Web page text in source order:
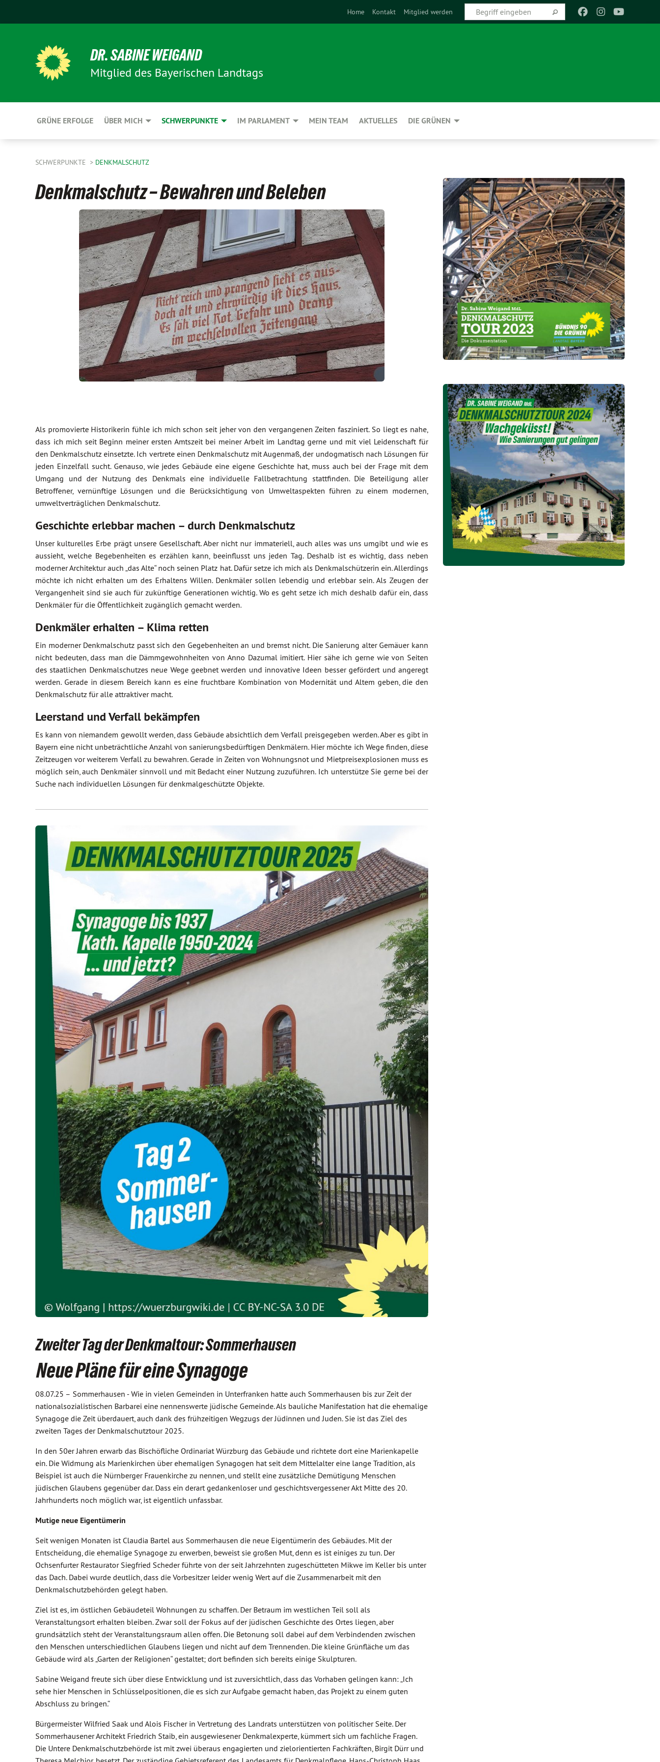
Home Kontakt Mitglied werden
DR. SABINE WEIGAND
Mitglied des Bayerischen Landtags
GRÜNE ERFOLGE ÜBER MICH SCHWERPUNKTE IM PARLAMENT MEIN TEAM AKTUELLES DIE GRÜNEN
SCHWERPUNKTE DENKMALSCHUTZ
Denkmalschutz – Bewahren und Beleben
Als promovierte Historikerin fühle ich mich schon seit jeher von den vergangenen Zeiten fasziniert. So liegt es nahe,
dass ich mich seit Beginn meiner ersten Amtszeit bei meiner Arbeit im Landtag gerne und mit viel Leidenschaft für
den Denkmalschutz einsetzte. Ich vertrete einen Denkmalschutz mit Augenmaß, der undogmatisch nach Lösungen für
jeden Einzelfall sucht. Genauso, wie jedes Gebäude eine eigene Geschichte hat, muss auch bei der Frage mit dem
Umgang und der Nutzung des Denkmals eine individuelle Fallbetrachtung stattfinden. Die Beteiligung aller
Betroffener, vernünftige Lösungen und die Berücksichtigung von Umweltaspekten führen zu einem modernen,
umweltverträglichen Denkmalschutz.
Geschichte erlebbar machen – durch Denkmalschutz
Unser kulturelles Erbe prägt unsere Gesellschaft. Aber nicht nur immateriell, auch alles was uns umgibt und wie es
aussieht, welche Begebenheiten es erzählen kann, beeinflusst uns jeden Tag. Deshalb ist es wichtig, dass neben
moderner Architektur auch „das Alte“ noch seinen Platz hat. Dafür setze ich mich als Denkmalschützerin ein. Allerdings
möchte ich nicht erhalten um des Erhaltens Willen. Denkmäler sollen lebendig und erlebbar sein. Als Zeugen der
Vergangenheit sind sie auch für zukünftige Generationen wichtig. Wo es geht setze ich mich deshalb dafür ein, dass
Denkmäler für die Öffentlichkeit zugänglich gemacht werden.
Denkmäler erhalten – Klima retten
Ein moderner Denkmalschutz passt sich den Gegebenheiten an und bremst nicht. Die Sanierung alter Gemäuer kann
nicht bedeuten, dass man die Dämmgewohnheiten von Anno Dazumal imitiert. Hier sähe ich gerne wie von Seiten
des staatlichen Denkmalschutzes neue Wege geebnet werden und innovative Ideen besser gefördert und angeregt
werden. Gerade in diesem Bereich kann es eine fruchtbare Kombination von Modernität und Altem geben, die den
Denkmalschutz für alle attraktiver macht.
Leerstand und Verfall bekämpfen
Es kann von niemandem gewollt werden, dass Gebäude absichtlich dem Verfall preisgegeben werden. Aber es gibt in
Bayern eine nicht unbeträchtliche Anzahl von sanierungsbedürftigen Denkmälern. Hier möchte ich Wege finden, diese
Zeitzeugen vor weiterem Verfall zu bewahren. Gerade in Zeiten von Wohnungsnot und Mietpreisexplosionen muss es
möglich sein, auch Denkmäler sinnvoll und mit Bedacht einer Nutzung zuzuführen. Ich unterstütze Sie gerne bei der
Suche nach individuellen Lösungen für denkmalgeschützte Objekte.
Zweiter Tag der Denkmaltour: Sommerhausen
Neue Pläne für eine Synagoge
08.07.25 – Sommerhausen - Wie in vielen Gemeinden in Unterfranken hatte auch Sommerhausen bis zur Zeit der
nationalsozialistischen Barbarei eine nennenswerte jüdische Gemeinde. Als bauliche Manifestation hat die ehemalige
Synagoge die Zeit überdauert, auch dank des frühzeitigen Wegzugs der Jüdinnen und Juden. Sie ist das Ziel des
zweiten Tages der Denkmalschutztour 2025.
In den 50er Jahren erwarb das Bischöfliche Ordinariat Würzburg das Gebäude und richtete dort eine Marienkapelle
ein. Die Widmung als Marienkirchen über ehemaligen Synagogen hat seit dem Mittelalter eine lange Tradition, als
Beispiel ist auch die Nürnberger Frauenkirche zu nennen, und stellt eine zusätzliche Demütigung Menschen
jüdischen Glaubens gegenüber dar. Dass ein derart gedankenloser und geschichtsvergessener Akt Mitte des 20.
Jahrhunderts noch möglich war, ist eigentlich unfassbar.
Mutige neue Eigentümerin
Seit wenigen Monaten ist Claudia Bartel aus Sommerhausen die neue Eigentümerin des Gebäudes. Mit der
Entscheidung, die ehemalige Synagoge zu erwerben, beweist sie großen Mut, denn es ist einiges zu tun. Der
Ochsenfurter Restaurator Siegfried Scheder führte von der seit Jahrzehnten zugeschütteten Mikwe im Keller bis unter
das Dach. Dabei wurde deutlich, dass die Vorbesitzer leider wenig Wert auf die Zusammenarbeit mit den
Denkmalschutzbehörden gelegt haben.
Ziel ist es, im östlichen Gebäudeteil Wohnungen zu schaffen. Der Betraum im westlichen Teil soll als
Veranstaltungsort erhalten bleiben. Zwar soll der Fokus auf der jüdischen Geschichte des Ortes liegen, aber
grundsätzlich steht der Veranstaltungsraum allen offen. Die Betonung soll dabei auf dem Verbindenden zwischen
den Menschen unterschiedlichen Glaubens liegen und nicht auf dem Trennenden. Die kleine Grünfläche um das
Gebäude wird als „Garten der Religionen“ gestaltet; dort befinden sich bereits einige Skulpturen.
Sabine Weigand freute sich über diese Entwicklung und ist zuversichtlich, dass das Vorhaben gelingen kann: „Ich
sehe hier Menschen in Schlüsselpositionen, die es sich zur Aufgabe gemacht haben, das Projekt zu einem guten
Abschluss zu bringen.“
Bürgermeister Wilfried Saak und Alois Fischer in Vertretung des Landrats unterstützen von politischer Seite. Der
Sommerhausener Architekt Friedrich Staib, ein ausgewiesener Denkmalexperte, kümmert sich um fachliche Fragen.
Die Untere Denkmalschutzbehörde ist mit zwei überaus engagierten und zielorientierten Fachkräften, Birgit Dürr und